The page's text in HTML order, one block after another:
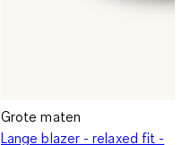
Grote maten
Lange blazer - relaxed fit -